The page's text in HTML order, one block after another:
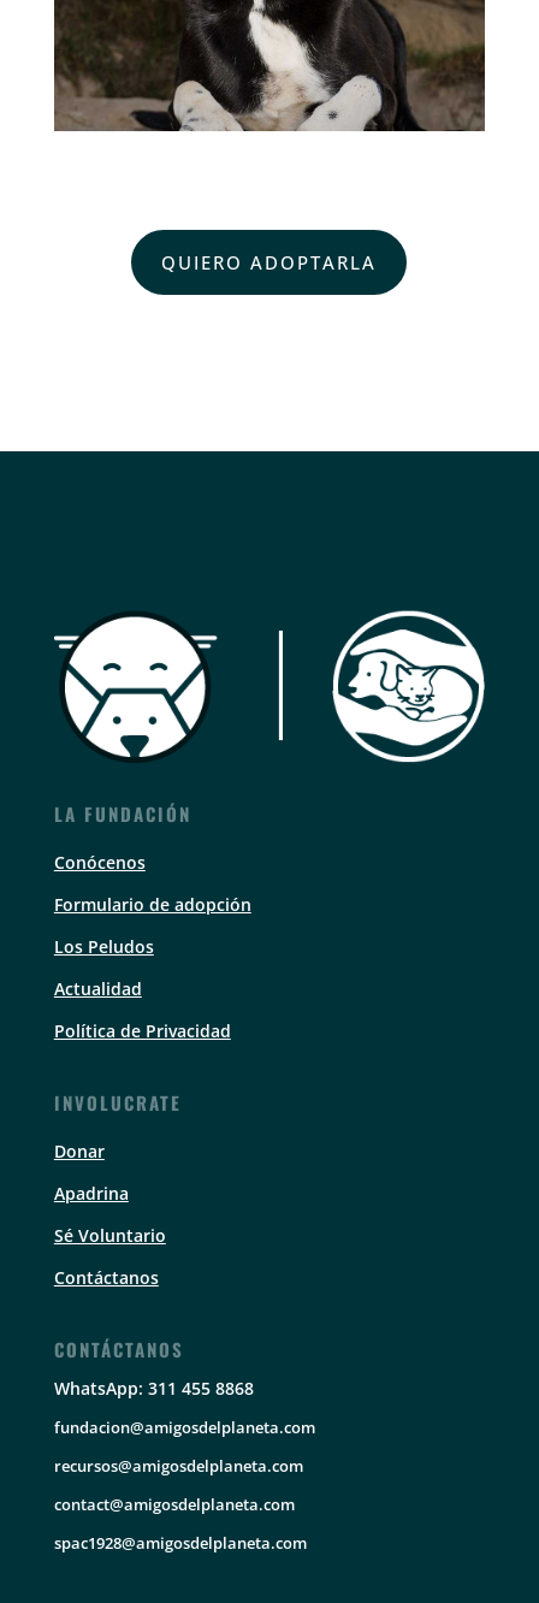
QUIERO ADOPTARLA
LA FUNDACIÓN
Conócenos
Formulario de adopción
Los Peludos
Actualidad
Política de Privacidad
INVOLUCRATE
Donar
Apadrina
Sé Voluntario
Contáctanos
CONTÁCTANOS
WhatsApp: 311 455 8868
fundacion@amigosdelplaneta.com
recursos@amigosdelplaneta.com
contact@amigosdelplaneta.com
spac1928@amigosdelplaneta.com